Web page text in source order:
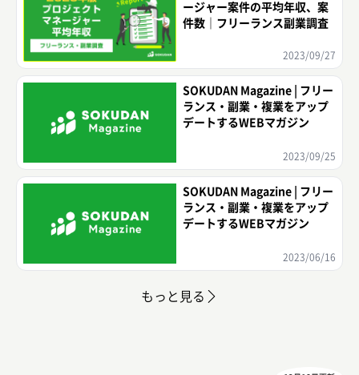
ージャー案件の平均年収、案
件数｜フリーランス副業調査
2023/09/27
SOKUDAN Magazine | フリー
ランス・副業・複業をアップ
デートするWEBマガジン
2023/09/25
SOKUDAN Magazine | フリー
ランス・副業・複業をアップ
デートするWEBマガジン
2023/06/16
もっと見る